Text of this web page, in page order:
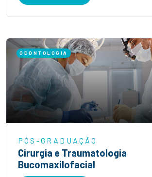
ODONTOLOGIA
PÓS-GRADUAÇÃO
Cirurgia e Traumatologia
Bucomaxilofacial